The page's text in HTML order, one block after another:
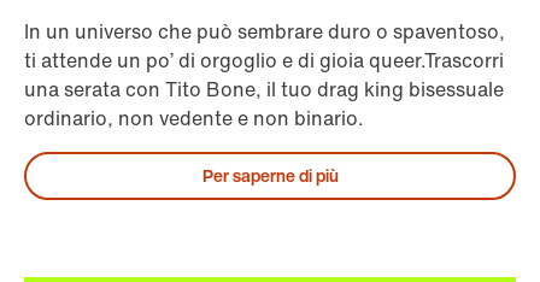
In un universo che può sembrare duro o spaventoso,
ti attende un po’ di orgoglio e di gioia queer.Trascorri
una serata con Tito Bone, il tuo drag king bisessuale
ordinario, non vedente e non binario.
Per saperne di più